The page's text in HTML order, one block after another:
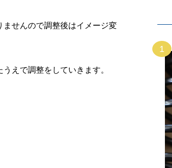
せんので調整後はイメージ変
えで調整をしていきます。
1